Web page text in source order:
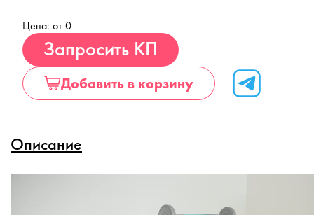
Цена: от 0
Запросить КП
Добавить в корзину
Описание